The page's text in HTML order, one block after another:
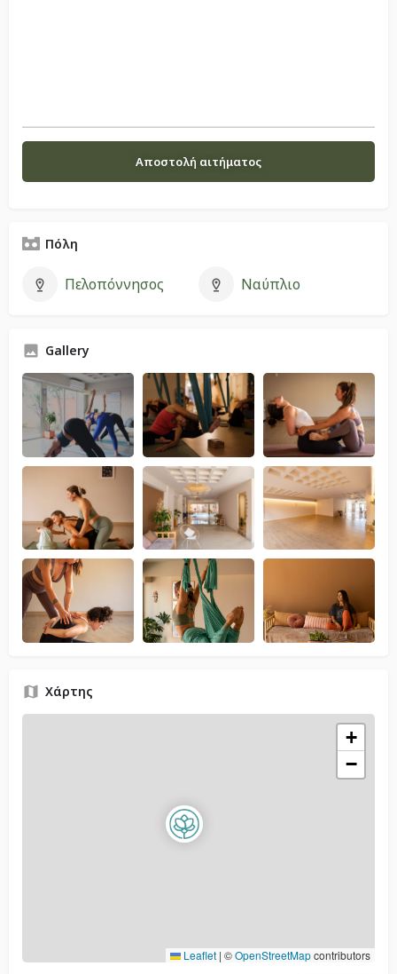
Πόλη
Πελοπόννησος Ναύπλιο
Gallery
Χάρτης
+
−
Leaflet | ©OpenStreetMapcontributors